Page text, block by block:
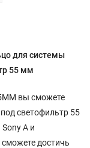
для системы
55 мм
вы сможете
светофильтр 55
A и
достичь